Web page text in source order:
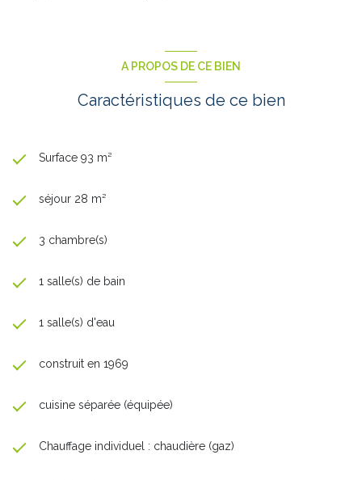
A PROPOS DE CE BIEN
Caractéristiques de ce bien
Surface 93 m²
séjour 28 m²
3 chambre(s)
1 salle(s) de bain
1 salle(s) d'eau
construit en 1969
cuisine séparée (équipée)
Chauffage individuel : chaudière (gaz)